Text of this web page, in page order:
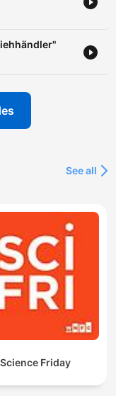
See all
Science Friday